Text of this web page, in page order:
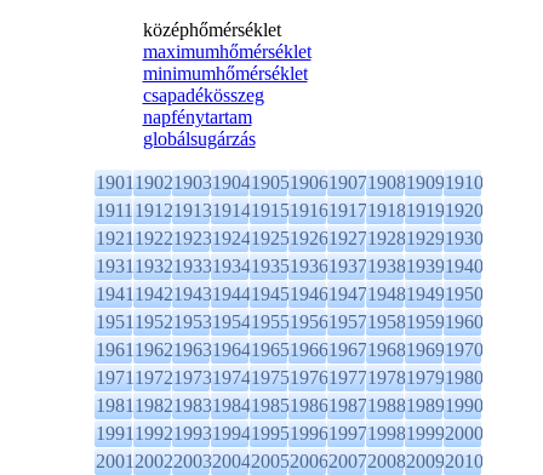
középhőmérséklet
maximumhőmérséklet
minimumhőmérséklet
csapadékösszeg
napfénytartam
globálsugárzás
1901190219031904190519061907190819091910
1911191219131914191519161917191819191920
1921192219231924192519261927192819291930
1931193219331934193519361937193819391940
1941194219431944194519461947194819491950
1951195219531954195519561957195819591960
1961196219631964196519661967196819691970
1971197219731974197519761977197819791980
1981198219831984198519861987198819891990
1991199219931994199519961997199819992000
2001200220032004200520062007200820092010